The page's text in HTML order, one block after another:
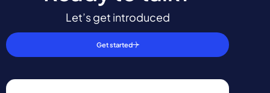
Let’s get introduced
Get started